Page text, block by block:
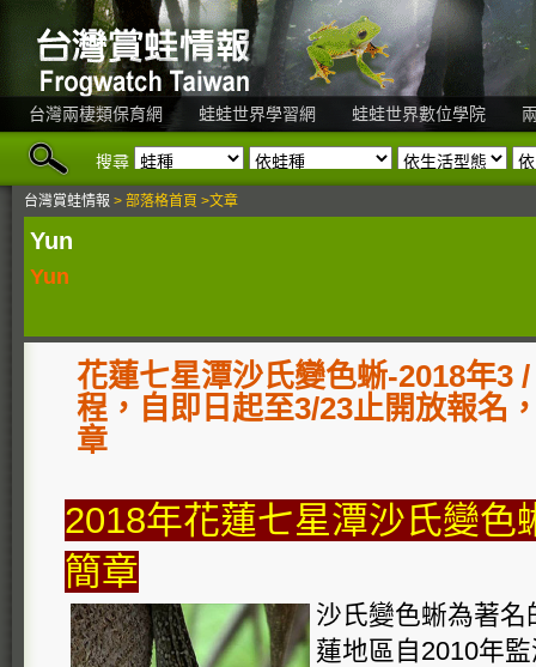
台灣兩棲類保育網 蛙蛙世界學習網 蛙蛙世界數位學院
搜尋
台灣賞蛙情報 > 部落格首頁 >文章
Yun
Yun
花蓮七星潭沙氏變色蜥-2018年3
程，自即日起至3/23止開放報名
章
2018年花蓮七星潭沙氏變色
簡章
沙氏變色蜥為著
蓮地區自2010年